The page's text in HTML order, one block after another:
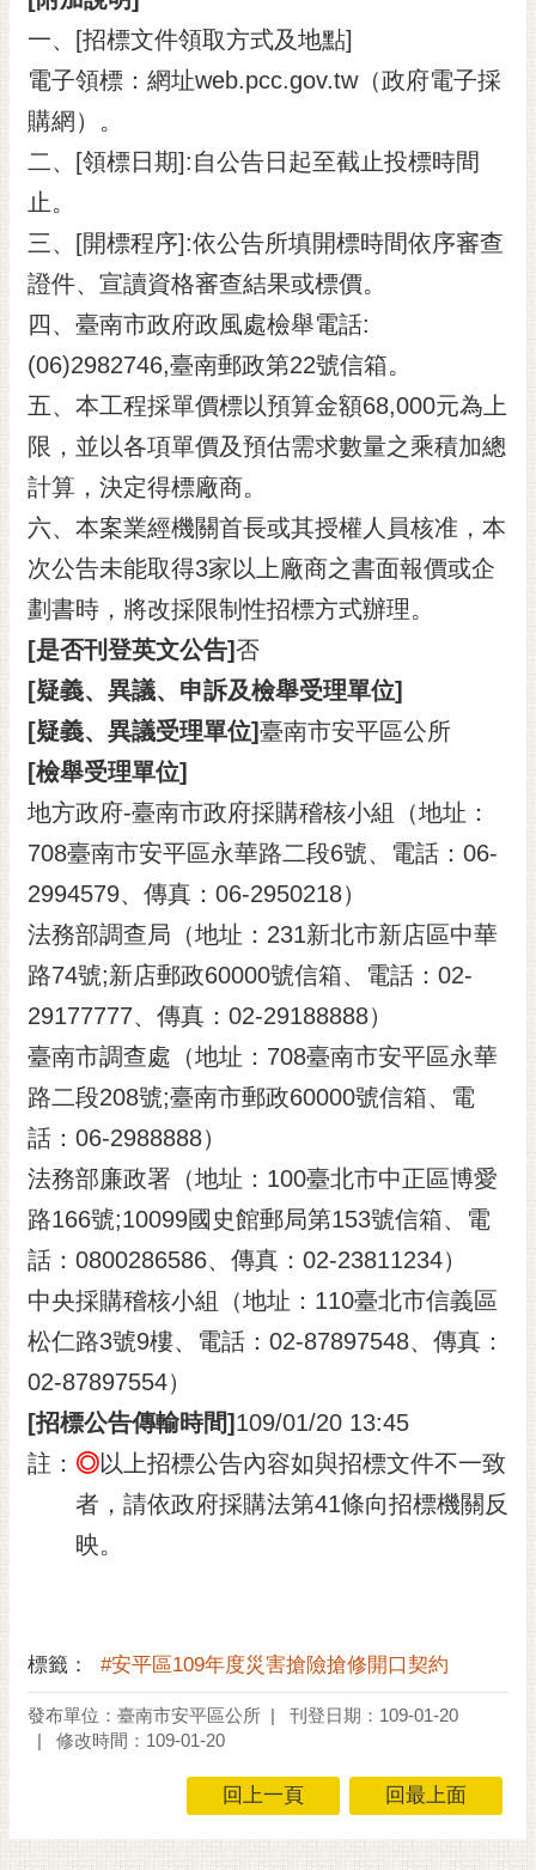
一、[招標文件領取方式及地點]
電子領標：網址web.pcc.gov.tw（政府電子採
購網）。
二、[領標日期]:自公告日起至截止投標時間
止。
三、[開標程序]:依公告所填開標時間依序審查
證件、宣讀資格審查結果或標價。
四、臺南市政府政風處檢舉電話:
(06)2982746,臺南郵政第22號信箱。
五、本工程採單價標以預算金額68,000元為上
限，並以各項單價及預估需求數量之乘積加總
計算，決定得標廠商。
六、本案業經機關首長或其授權人員核准，本
次公告未能取得3家以上廠商之書面報價或企
劃書時，將改採限制性招標方式辦理。
[是否刊登英文公告]否
[疑義、異議、申訴及檢舉受理單位]
[疑義、異議受理單位]臺南市安平區公所
[檢舉受理單位]
地方政府-臺南市政府採購稽核小組（地址：
708臺南市安平區永華路二段6號、電話：06-
2994579、傳真：06-2950218）
法務部調查局（地址：231新北市新店區中華
路74號;新店郵政60000號信箱、電話：02-
29177777、傳真：02-29188888）
臺南市調查處（地址：708臺南市安平區永華
路二段208號;臺南市郵政60000號信箱、電
話：06-2988888）
法務部廉政署（地址：100臺北市中正區博愛
路166號;10099國史館郵局第153號信箱、電
話：0800286586、傳真：02-23811234）
中央採購稽核小組（地址：110臺北市信義區
松仁路3號9樓、電話：02-87897548、傳真：
02-87897554）
[招標公告傳輸時間] 109/01/20 13:45
註： ◎以上招標公告內容如與招標文件不一致
者，請依政府採購法第41條向招標機關反
映。
標籤： #安平區109年度災害搶險搶修開口契約
發布單位：臺南市安平區公所
刊登日期：109-01-20
修改時間：109-01-20
回上一頁 回最上面